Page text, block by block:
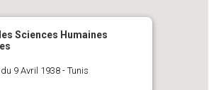
Sciences Humaines
9 Avril 1938 - Tunis